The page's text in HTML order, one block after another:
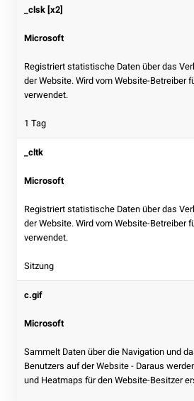
_clsk [x2]
Microsoft
Registriert statistische Daten über das
der Website. Wird vom Website-Betreiber
verwendet.
1 Tag
_cltk
Microsoft
Registriert statistische Daten über das
der Website. Wird vom Website-Betreiber
verwendet.
Sitzung
c.gif
Microsoft
Sammelt Daten über die Navigation und
Benutzers auf der Website - Daraus
und Heatmaps für den Website-Besitzer